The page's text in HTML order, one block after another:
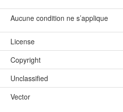
Aucune condition ne s’applique
License
Copyright
Unclassified
Vector